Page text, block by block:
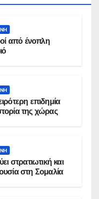
από ένοπλη
επιδημία
της χώρας
στρατιωτική και
στη Σομαλία